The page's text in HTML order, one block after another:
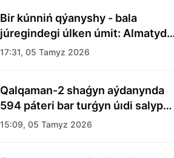
Bir kúnniń qýanyshy - bala
júregindegi úlken úmit: Almatyda
balalar úıiniń tárbıelenýshilerine
17:31, 05 Tamyz 2026
Qalqaman-2 shaǵyn aýdanynda
594 páteri bar turǵyn úıdi salyp
bitti
15:09, 05 Tamyz 2026